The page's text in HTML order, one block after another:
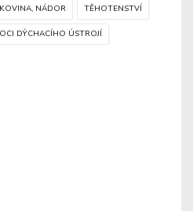
NÁDOR TĚHOTENSTVÍ
DÝCHACÍHO ÚSTROJÍ